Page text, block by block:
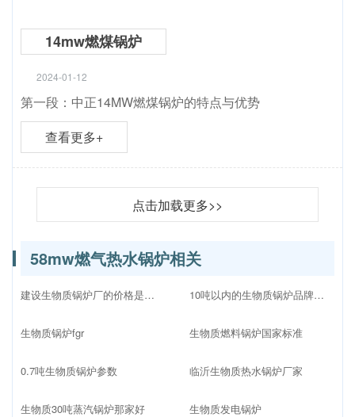
14mw燃煤锅炉
2024-01-12
第一段：中正14MW燃煤锅炉的特点与优势
查看更多+
点击加载更多>>
58mw燃气热水锅炉相关
建设生物质锅炉厂的价格是多少
生物质锅炉fgr
0.7吨生物质锅炉参数
生物质30吨蒸汽锅炉那家好
10吨以内的生物质锅炉品牌十大排名
生物质燃料锅炉国家标准
临沂生物质热水锅炉厂家
生物质发电锅炉